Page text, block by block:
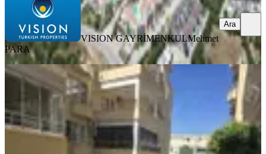
VISION GAYRİMENKULMehmet
PARA
Ara
Didim Royal Blue Sitesinde Full Deniz
Manzaralı 3+1 Dubleks Daire
Didim, Mavişehir Mahallesi
·150 m² 3. Kat· 21.05.2026